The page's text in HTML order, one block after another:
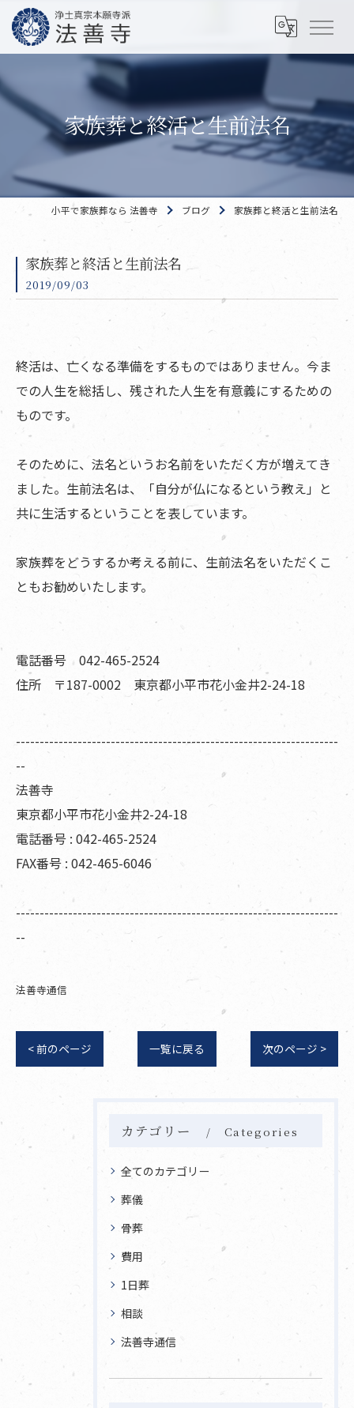
家族葬と終活と生前法名
小平で家族葬なら 法善寺 ブログ 家族葬と終活と生前法名
家族葬と終活と生前法名
2019/09/03
終活は、亡くなる準備をするものではありません。今ま
での人生を総括し、残された人生を有意義にするための
ものです。
そのために、法名というお名前をいただく方が増えてき
ました。生前法名は、「自分が仏になるという教え」と
共に生活するということを表しています。
家族葬をどうするか考える前に、生前法名をいただくこ
ともお勧めいたします。
電話番号 042-465-2524
住所 〒187-0002 東京都小平市花小金井2-24-18
--------------------------------------------------------------------
--
法善寺
東京都小平市花小金井2-24-18
電話番号 : 042-465-2524
FAX番号 : 042-465-6046
--------------------------------------------------------------------
--
法善寺通信
< 前のページ 一覧に戻る 次のページ >
カテゴリー Categories
全てのカテゴリー
葬儀
骨葬
費用
1日葬
相談
法善寺通信